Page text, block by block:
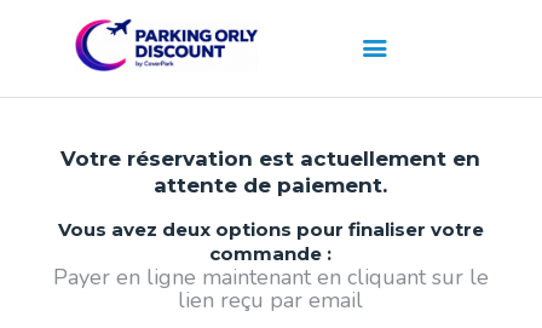
Votre réservation est actuellement en
attente de paiement.
Vous avez deux options pour finaliser votre
commande :
Payer en ligne maintenant en cliquant sur le
lien reçu par email